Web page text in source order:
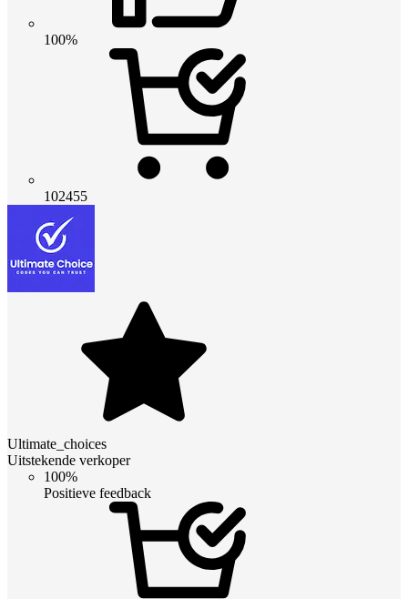
100%
102455
Ultimate_choices
Uitstekende verkoper
100%
Positieve feedback